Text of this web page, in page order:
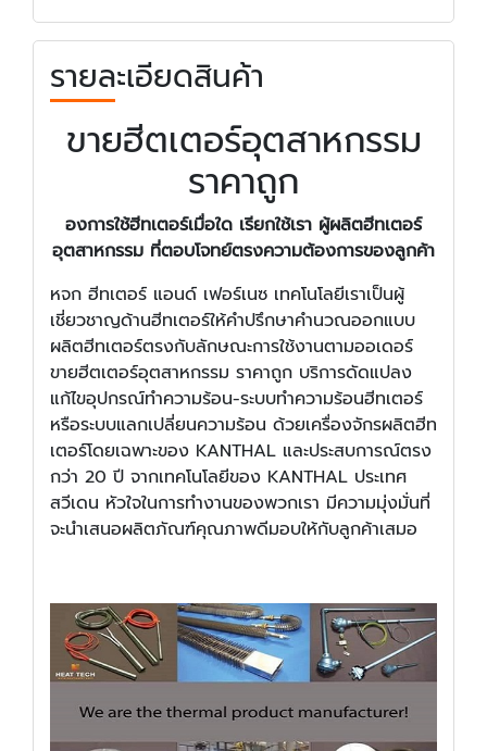
รายละเอียดสินค้า
ขายฮีตเตอร์อุตสาหกรรม
ราคาถูก
องการใช้ฮีทเตอร์เมื่อใด เรียกใช้เรา ผู้ผลิตฮีทเตอร์
อุตสาหกรรม ที่ตอบโจทย์ตรงความต้องการของลูกค้า
หจก ฮีทเตอร์ แอนด์ เฟอร์เนซ เทคโนโลยีเราเป็นผู้
เชี่ยวชาญด้านฮีทเตอร์ให้คำปรึกษาคำนวณออกแบบ
ผลิตฮีทเตอร์ตรงกับลักษณะการใช้งานตามออเดอร์
ขายฮีตเตอร์อุตสาหกรรม ราคาถูก บริการดัดแปลง
แก้ไขอุปกรณ์ทำความร้อน-ระบบทำความร้อนฮีทเตอร์
หรือระบบแลกเปลี่ยนความร้อน ด้วยเครื่องจักรผลิตฮีท
เตอร์โดยเฉพาะของ KANTHAL และประสบการณ์ตรง
กว่า 20 ปี จากเทคโนโลยีของ KANTHAL ประเทศ
สวีเดน หัวใจในการทำงานของพวกเรา มีความมุ่งมั่นที่
จะนำเสนอผลิตภัณฑ์คุณภาพดีมอบให้กับลูกค้าเสมอ